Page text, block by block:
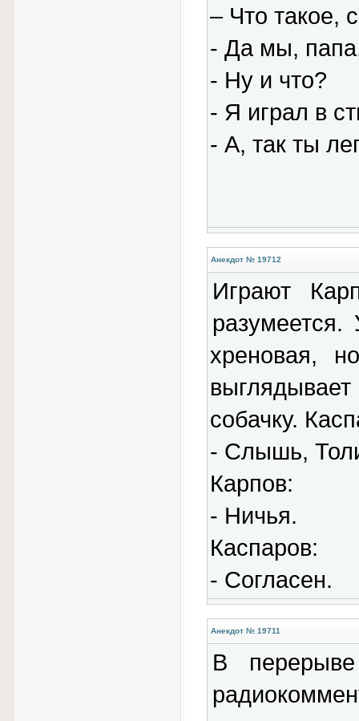
– Что такое,
- Да мы,
- Ну и что?
- Я играл в
- А, так ты
Анекдот № 19712
Играют
хреновая,
собачку.
- Слышь,
Карпов:
- Ничья.
Каспаров:
- Согласен.
Анекдот № 19711
В